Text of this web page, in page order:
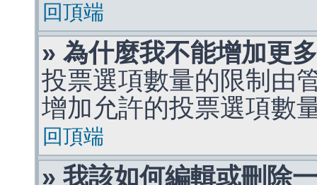
回頂端
» 為什麼我不能增加更
投票選項數量的限制由
增加允許的投票選項數
回頂端
» 我該如何編輯或刪除